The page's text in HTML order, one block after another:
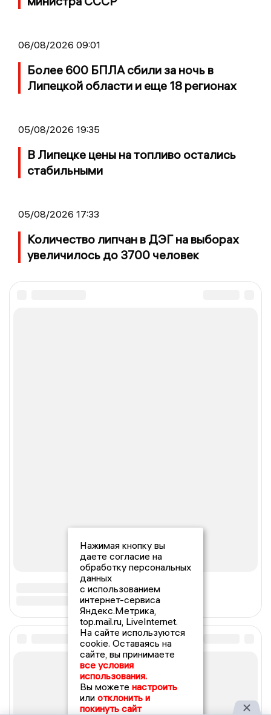
06/08/2026 09:01
Более 600 БПЛА сбили за ночь в
Липецкой области и еще 18 регионах
05/08/2026 19:35
В Липецке цены на топливо остались
стабильными
05/08/2026 17:33
Количество липчан в ДЭГ на выборах
увеличилось до 3700 человек
Нажимая кнопку вы
даете согласие на
обработку персональных
данных
с использованием
интернет-сервиса
Яндекс.Метрика,
top.mail.ru, LiveInternet.
На сайте используются
cookie. Оставаясь на
сайте, вы принимаете
все условия
использования.
Вы можете настроить
или отклонить и
покинуть сайт